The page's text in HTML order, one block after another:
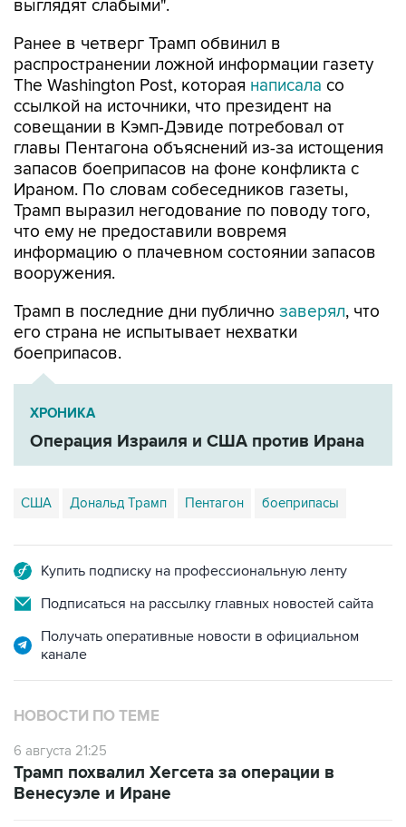
выглядят слабыми".
Ранее в четверг Трамп обвинил в
распространении ложной информации газету
The Washington Post, которая написала со
ссылкой на источники, что президент на
совещании в Кэмп-Дэвиде потребовал от
главы Пентагона объяснений из-за истощения
запасов боеприпасов на фоне конфликта с
Ираном. По словам собеседников газеты,
Трамп выразил негодование по поводу того,
что ему не предоставили вовремя
информацию о плачевном состоянии запасов
вооружения.
Трамп в последние дни публично заверял, что
его страна не испытывает нехватки
боеприпасов.
ХРОНИКА
Операция Израиля и США против Ирана
США Дональд Трамп Пентагон боеприпасы
Купить подписку на профессиональную ленту
Подписаться на рассылку главных новостей сайта
Получать оперативные новости в официальном
канале
НОВОСТИ ПО ТЕМЕ
6 августа 21:25
Трамп похвалил Хегсета за операции в
Венесуэле и Иране